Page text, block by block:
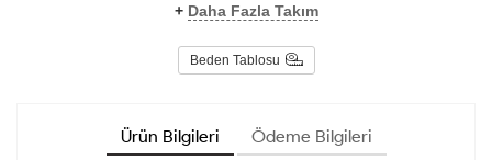
+ Daha Fazla Takım
Beden Tablosu
Ürün Bilgileri Ödeme Bilgileri